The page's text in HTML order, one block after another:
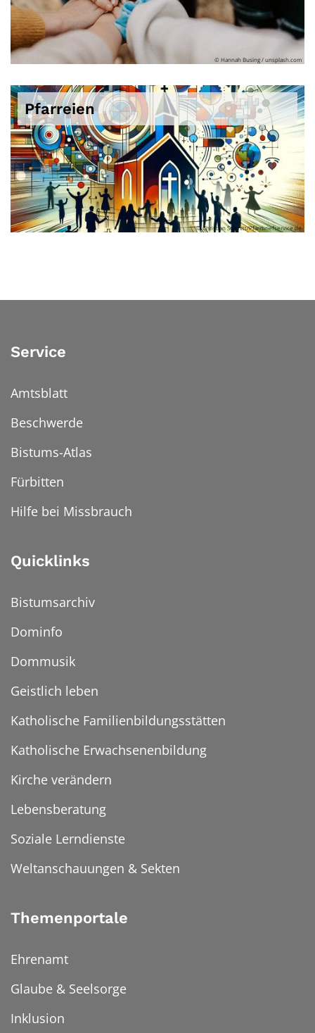
© Hannah Busing / unsplash.com
Pfarreien
© Christian Schmitt/Pfarrbriefservice.de
Service
Amtsblatt
Beschwerde
Bistums-Atlas
Fürbitten
Hilfe bei Missbrauch
Quicklinks
Bistumsarchiv
Dominfo
Dommusik
Geistlich leben
Katholische Familienbildungsstätten
Katholische Erwachsenenbildung
Kirche verändern
Lebensberatung
Soziale Lerndienste
Weltanschauungen & Sekten
Themenportale
Ehrenamt
Glaube & Seelsorge
Inklusion